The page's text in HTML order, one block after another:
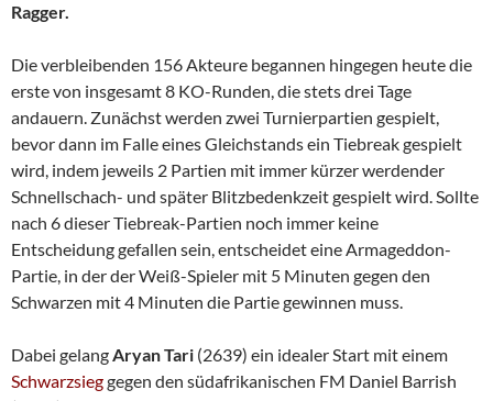
Ragger.
Die verbleibenden 156 Akteure begannen hingegen heute die
erste von insgesamt 8 KO-Runden, die stets drei Tage
andauern. Zunächst werden zwei Turnierpartien gespielt,
bevor dann im Falle eines Gleichstands ein Tiebreak gespielt
wird, indem jeweils 2 Partien mit immer kürzer werdender
Schnellschach- und später Blitzbedenkzeit gespielt wird. Sollte
nach 6 dieser Tiebreak-Partien noch immer keine
Entscheidung gefallen sein, entscheidet eine Armageddon-
Partie, in der der Weiß-Spieler mit 5 Minuten gegen den
Schwarzen mit 4 Minuten die Partie gewinnen muss.
Dabei gelangAryan Tari (2639) ein idealer Start mit einem
Schwarzsieggegen den südafrikanischen FM Daniel Barrish